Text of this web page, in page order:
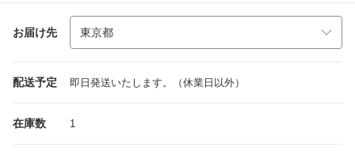
お届け先
配送予定 即日発送いたします。（休業日以外）
在庫数 1